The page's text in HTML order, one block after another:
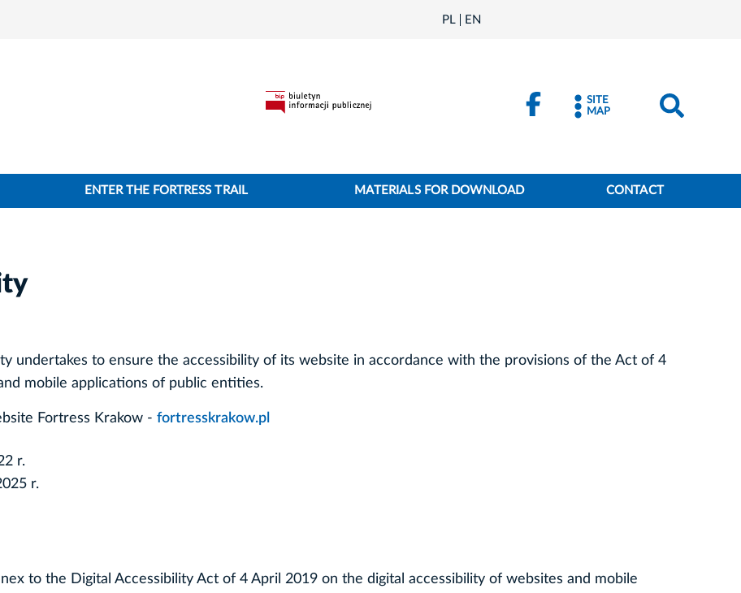
PL EN
SITE
MAP
ENTER THE FORTRESS TRAIL MATERIALS FOR DOWNLOAD CONTACT
undertakes to ensure the accessibility of its website in accordance with the provisions of the Act of 4
mobile applications of public entities.
Fortress Krakow - fortresskrakow.pl
r.
r.
to the Digital Accessibility Act of 4 April 2019 on the digital accessibility of websites and mobile